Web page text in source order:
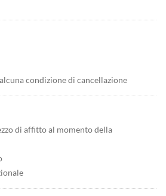
condizione di cancellazione
di affitto al momento della